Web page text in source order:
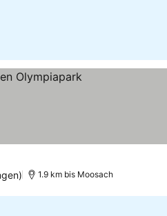
1.9 km bis Moosach